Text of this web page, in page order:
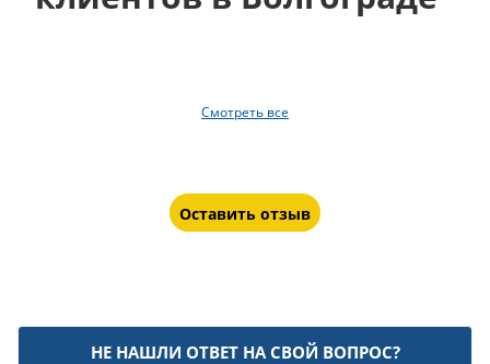
Смотреть все
Оставить отзыв
НЕ НАШЛИ ОТВЕТ НА СВОЙ ВОПРОС?